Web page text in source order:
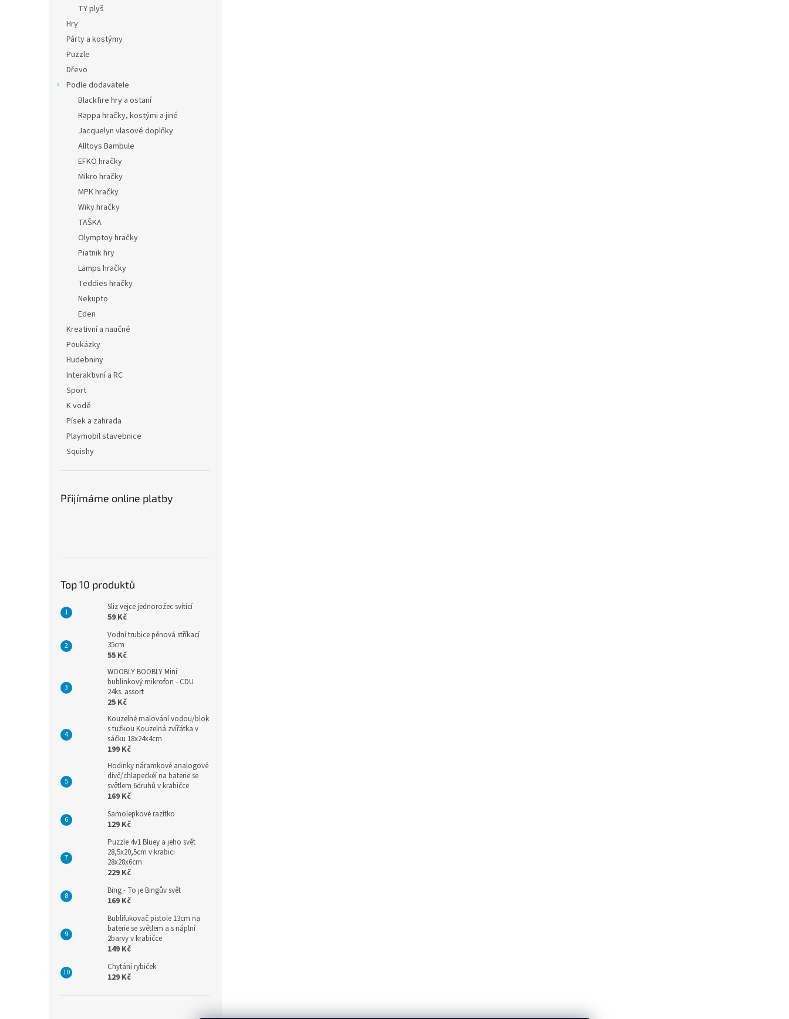
TY plyš
Hry
Párty a kostýmy
Puzzle
Dřevo
Podle dodavatele
Blackfire hry a ostaní
Rappa hračky, kostými a jiné
Jacquelyn vlasové doplňky
Alltoys Bambule
EFKO hračky
Mikro hračky
MPK hračky
Wiky hračky
TAŠKA
Olymptoy hračky
Piatnik hry
Lamps hračky
Teddies hračky
Nekupto
Eden
Kreativní a naučné
Poukázky
Hudebniny
Interaktivní a RC
Sport
K vodě
Písek a zahrada
Playmobil stavebnice
Squishy
Přijímáme online platby
Top 10 produktů
Sliz vejce jednorožec svítící
59 Kč
Vodní trubice pěnová stříkací
35cm
55 Kč
WOOBLY BOOBLY Mini
bublinkový mikrofon - CDU
24ks. assort
25 Kč
Kouzelné malování vodou/blok
s tužkou Kouzelná zvířátka v
sáčku 18x24x4cm
199 Kč
Hodinky náramkové analogové
dívč/chlapeckéí na baterie se
světlem 6druhů v krabičce
169 Kč
Samolepkové razítko
129 Kč
Puzzle 4v1 Bluey a jeho svět
28,5x20,5cm v krabici
28x28x6cm
229 Kč
Bing - To je Bingův svět
169 Kč
Bublifukovač pistole 13cm na
baterie se světlem a s náplní
2barvy v krabičce
149 Kč
Chytání rybiček
129 Kč